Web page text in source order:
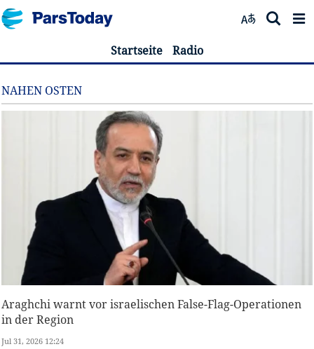
Startseite Radio
NAHEN OSTEN
Araghchi warnt vor israelischen False-Flag-Operationen
in der Region
Jul 31, 2026 12:24